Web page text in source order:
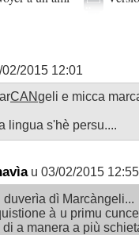
02/2015 12:01
CANgeli e micca
lingua s'hè persu....
u 03/02/2015
dì Marcàngeli...
à u primu
a manera a più